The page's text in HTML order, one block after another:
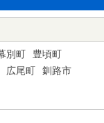
別町
豊頃町
広尾町
釧路市